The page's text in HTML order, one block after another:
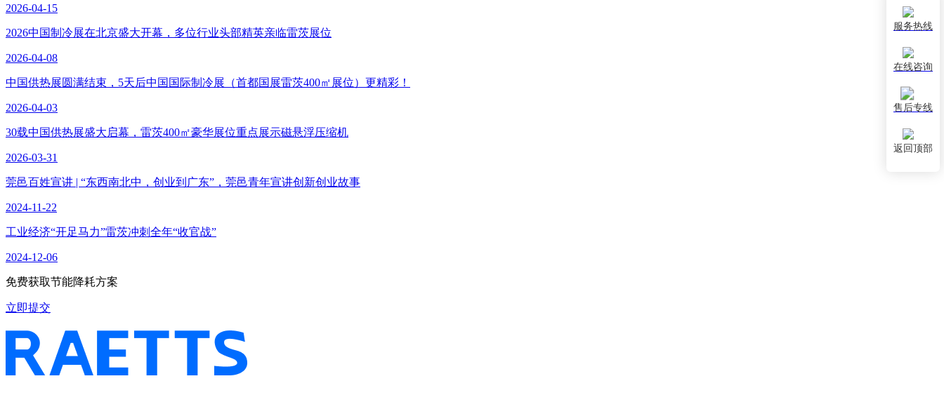
2026-04-15
2026中国制冷展在北京盛大开幕，多位行业头部精英亲临雷茨展位
2026-04-08
中国供热展圆满结束，5天后中国国际制冷展（首都国展雷茨400㎡展位）更精彩！
2026-04-03
30载中国供热展盛大启幕，雷茨400㎡豪华展位重点展示磁悬浮压缩机
2026-03-31
莞邑百姓宣讲 | “东西南北中，创业到广东”，莞邑青年宣讲创新创业故事
2024-11-22
工业经济“开足马力”雷茨冲刺全年“收官战”
2024-12-06
免费获取节能降耗方案
立即提交
服务热线
在线咨询
售后专线
返回顶部